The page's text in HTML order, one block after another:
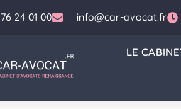
24 01 00 info@car-avocat.fr
LE